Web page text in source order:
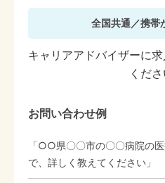
全国共通／携帯
キャリアアドバイザーに
くださ
お問い合わせ例
「○○県〇〇市の〇〇病院の
で、詳しく教えてください」